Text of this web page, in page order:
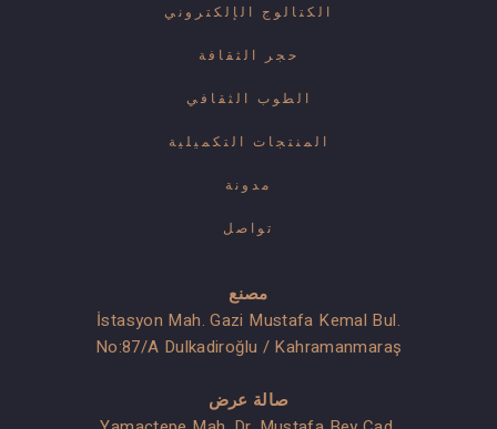
الكتالوج الإلكتروني
حجر الثقافة
الطوب الثقافي
المنتجات التكميلية
مدونة
تواصل
مصنع
İstasyon Mah. Gazi Mustafa Kemal Bul.
No:87/A Dulkadiroğlu / Kahramanmaraş
صالة عرض